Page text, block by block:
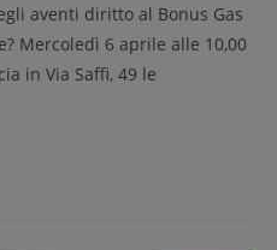
aventi diritto al Bonus Gas
Mercoledì 6 aprile alle 10,00
in Via Saffi, 49 le